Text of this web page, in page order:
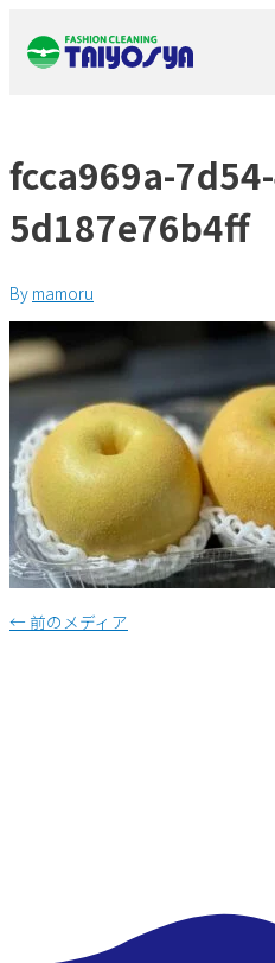
fcca969a-
5d187e76b4ff
By mamoru
← 前のメディア